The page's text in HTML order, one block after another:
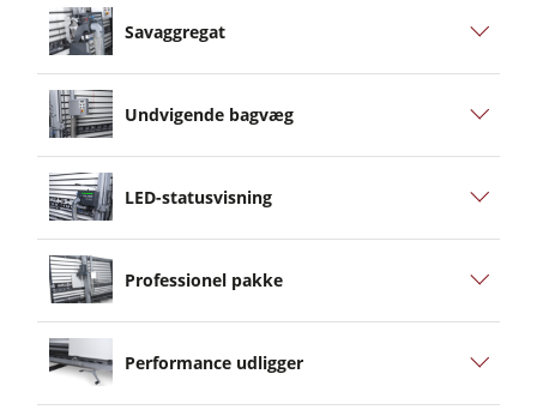
Savaggregat
Undvigende bagvæg
LED-statusvisning
Professionel pakke
Performance udligger